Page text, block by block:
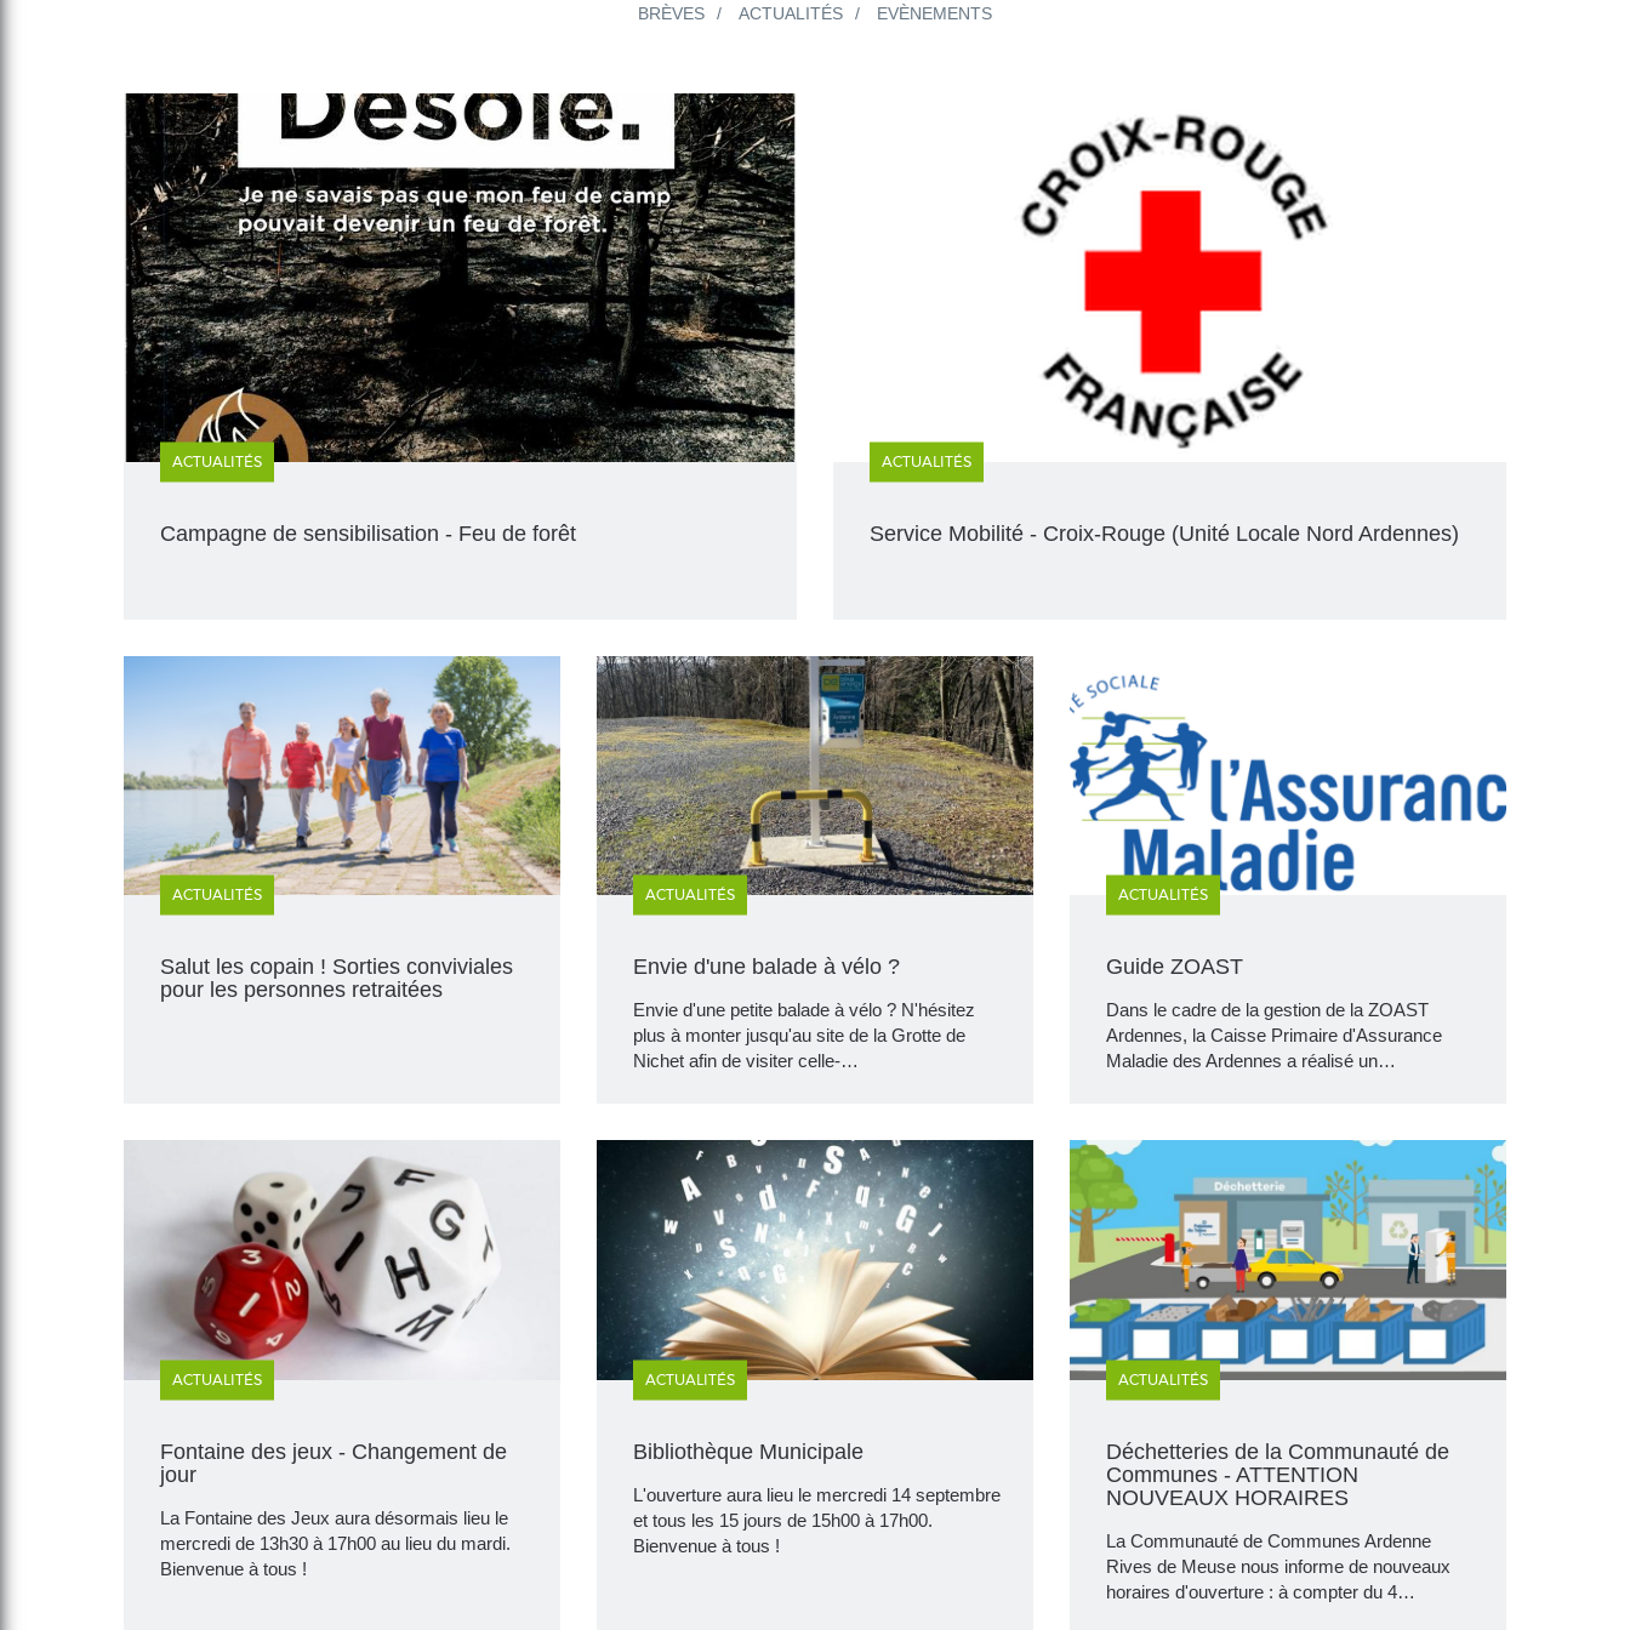
BRÈVES ACTUALITÉS EVÈNEMENTS
ACTUALITÉS
Campagne de sensibilisation - Feu de forêt
ACTUALITÉS
Service Mobilité - Croix-Rouge (Unité Locale Nord Ardennes)
ACTUALITÉS
Salut les copain ! Sorties conviviales
pour les personnes retraitées
ACTUALITÉS
Envie d'une balade à vélo ?
Envie d'une petite balade à vélo ? N'hésitez
plus à monter jusqu'au site de la Grotte de
Nichet afin de visiter celle-…
ACTUALITÉS
Guide ZOAST
Dans le cadre de la gestion de la ZOAST
Ardennes, la Caisse Primaire d'Assurance
Maladie des Ardennes a réalisé un…
ACTUALITÉS
Fontaine des jeux - Changement de
jour
La Fontaine des Jeux aura désormais lieu le
mercredi de 13h30 à 17h00 au lieu du mardi.
Bienvenue à tous !
ACTUALITÉS
Bibliothèque Municipale
L'ouverture aura lieu le mercredi 14 septembre
et tous les 15 jours de 15h00 à 17h00.
Bienvenue à tous !
ACTUALITÉS
Déchetteries de la Communauté de
Communes - ATTENTION
NOUVEAUX HORAIRES
La Communauté de Communes Ardenne
Rives de Meuse nous informe de nouveaux
horaires d'ouverture : à compter du 4…